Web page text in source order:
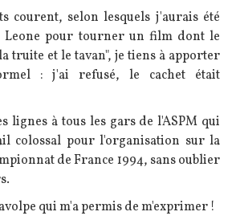
courent, selon lesquels j'aurais été
Leone pour tourner un film dont le
truite et le tavan", je tiens à apporter
: j'ai refusé, le cachet était
lignes à tous les gars de l'ASPM qui
colossal pour l'organisation sur la
de France 1994, sans oublier
qui m'a permis de m'exprimer !